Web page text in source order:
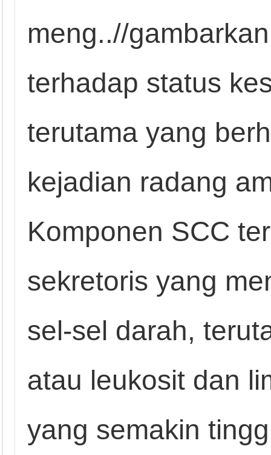
meng..//
terhadap status
terutama yang
kejadian radang
Komponen SCC
sekretoris yang
sel-sel darah,
atau leukosit dan
yang semakin